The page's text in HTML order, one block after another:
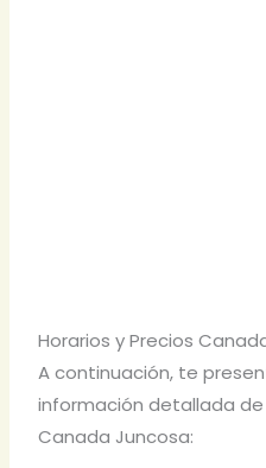
Horarios y Precios
A continuación, te
información detallada
Canada Juncosa: